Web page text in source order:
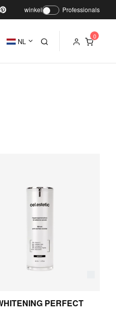
winkel Professionals
NL
PERFECT